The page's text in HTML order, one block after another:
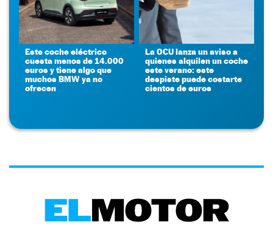
Este coche eléctrico
cuesta menos de 14.000
euros y tiene algo que
muchos BMW ya no
ofrecen
La OCU lanza un aviso a
quienes alquilen un coche
este verano: este
despiste puede costarte
cientos de euros